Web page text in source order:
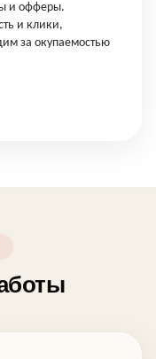
и офферы.
и клики,
за окупаемостью